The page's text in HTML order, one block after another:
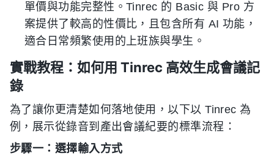
單價與功能完整性。Tinrec 的 Basic 與 Pro 方
案提供了較高的性價比，且包含所有 AI 功能，
適合日常頻繁使用的上班族與學生。
實戰教程：如何用 Tinrec 高效生成會議記
錄
為了讓你更清楚如何落地使用，以下以 Tinrec 為
例，展示從錄音到產出會議紀要的標準流程：
步驟一：選擇輸入方式